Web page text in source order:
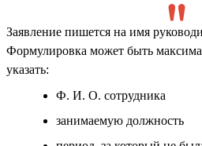
Заявление пишется на имя
Формулировка может быть
указать:
Ф. И. О. сотрудника
занимаемую должность